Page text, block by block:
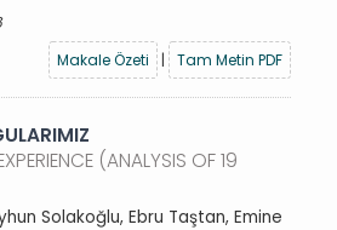
Makale Özeti
| Tam Metin PDF
(ANALYSIS OF 19
Solakoğlu, Ebru Taştan, Emine